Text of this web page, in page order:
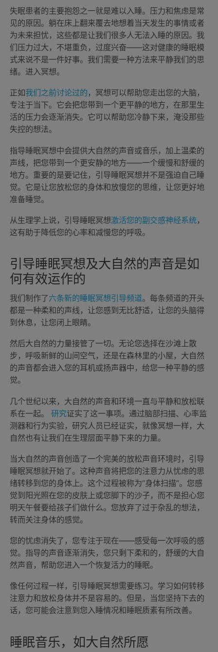
失眠患者的主要抱怨之一就是难以入睡。压力和焦虑是常
见的原因。躺在床上翻来覆去地想着当天发生的事情或者
为未来担忧，这些都是让我们很多人无法入睡的原因。我
们压力过大，不堪重负，过度兴奋——这对健康的睡眠模
式来说不是一件好事。我们需要一种方法来平静我们的思
绪。进入冥想。
正如我们之前讨论过的 ，冥想可以帮助您走出您的大脑，
专注于当下。它会把您带到一个更平静的地方，在那里生
活的压力会逐渐消失。它可以帮助您冷静下来，淹没那些
失控的想法。
指导睡眠冥想中会提供大自然的声音或音乐，加上温柔的
声线，把您带到一个更安静的地方——一个缓慢和舒缓的
地方。重要的是要记住，引导睡眠冥想并不是强迫自己睡
觉。它是让您放松您的身体和放慢您的思维，让您更好地
准备睡觉。
从生理学上说，引导睡眠冥想激活您的副交感神经系统，
这有助于降低您的心率和减慢您的呼吸。
引导睡眠冥想及大自然的声音是如
何有效运作的
我们制作了六条新的睡眠冥想引导频道。每条频道的开头
都是一种柔和的声线，让您感到无比舒适，让您的头脑得
到休息，让您闭上眼睛。
然后大自然的力量接管了一切。无论您选择在沙滩上散
步，呼吸新鲜的山间空气，还是在森林里的小屋，大自然
的声音都会进入您的耳机或扬声器中，给您一种平静的感
觉。
几个世纪以来，大自然的声音和环境一直与平静和放松联
系在一起。 研究证实了这一事项。通过脑部扫描、心率监
测器和行为实验，研究人员已经证实，就像冥想一样，大
自然也有让我们在生理层面平静下来的力量。
当大自然的声音创造了一个完美的放松声音环境时，引导
睡眠冥想就开始了。这种声音将把您的注意力从忧虑的思
绪转移到您的身体上。这个过程被称为“身体扫描”。您感
觉到阳光照在您的皮肤上或您脚下的沙子，而不是担心您
明天午餐要给孩子们做什么。您放弃了过于杂乱的想法，
转而关注身体的感觉。
您的忧虑消失了，您专注于现在——感受每一次呼吸的感
觉。指导的声音逐渐消失，您只剩下柔和的，舒缓的大自
然声音，帮助您进入一个恢复活力的睡眠。
像任何过程一样，引导睡眠冥想需要练习。学习如何转移
注意力和放松身体并不是容易的。但是，当您坚持下去的
话，您可能会注意到您入睡情况和睡眠质素有所改善。
睡眠音乐，如大自然所愿